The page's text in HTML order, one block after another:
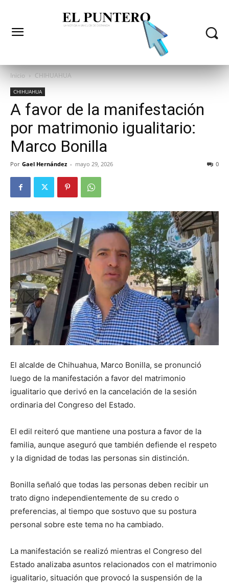
Inicio CHIHUAHUA
CHIHUAHUA
A favor de la manifestación
por matrimonio igualitario:
Marco Bonilla
Por Gael Hernández - mayo 29, 2026 0
El alcalde de Chihuahua, Marco Bonilla, se pronunció
luego de la manifestación a favor del matrimonio
igualitario que derivó en la cancelación de la sesión
ordinaria del Congreso del Estado.
El edil reiteró que mantiene una postura a favor de la
familia, aunque aseguró que también defiende el respeto
y la dignidad de todas las personas sin distinción.
Bonilla señaló que todas las personas deben recibir un
trato digno independientemente de su credo o
preferencias, al tiempo que sostuvo que su postura
personal sobre este tema no ha cambiado.
La manifestación se realizó mientras el Congreso del
Estado analizaba asuntos relacionados con el matrimonio
igualitario, situación que provocó la suspensión de la